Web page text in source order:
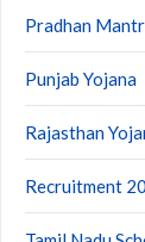
Pradhan
Punjab Yojana
Rajasthan
Recruitment